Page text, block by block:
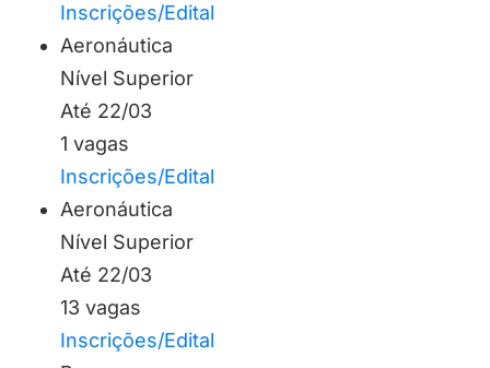
Inscrições/Edital
Aeronáutica
Nível Superior
Até 22/03
1 vagas
Inscrições/Edital
Aeronáutica
Nível Superior
Até 22/03
13 vagas
Inscrições/Edital